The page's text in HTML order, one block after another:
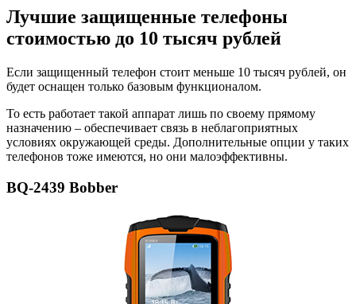
Лучшие защищенные телефоны
стоимостью до 10 тысяч рублей
Если защищенный телефон стоит меньше 10 тысяч рублей, он
будет оснащен только базовым функционалом.
То есть работает такой аппарат лишь по своему прямому
назначению – обеспечивает связь в неблагоприятных
условиях окружающей среды. Дополнительные опции у таких
телефонов тоже имеются, но они малоэффективны.
BQ-2439 Bobber